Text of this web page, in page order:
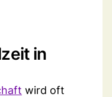
in
wird oft